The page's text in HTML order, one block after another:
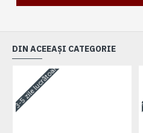
DIN ACEEAȘI CATEGORIE
3-5 zile lucrătoare